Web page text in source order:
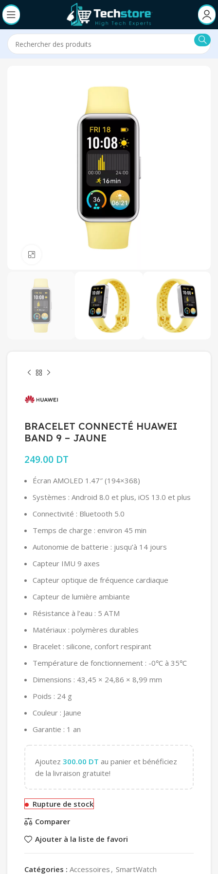
BRACELET CONNECTÉ HUAWEI
BAND 9 – JAUNE
249.00 DT
Écran AMOLED 1.47″ (194×368)
Systèmes : Android 8.0 et plus, iOS 13.0 et plus
Connectivité : Bluetooth 5.0
Temps de charge : environ 45 min
Autonomie de batterie : jusqu’à 14 jours
Capteur IMU 9 axes
Capteur optique de fréquence cardiaque
Capteur de lumière ambiante
Résistance à l’eau : 5 ATM
Matériaux : polymères durables
Bracelet : silicone, confort respirant
Température de fonctionnement : -0℃ à 35℃
Dimensions : 43,45 × 24,86 × 8,99 mm
Poids : 24 g
Couleur : Jaune
Garantie : 1 an
Ajoutez 300.00 DT au panier et bénéficiez
de la livraison gratuite!
Rupture de stock
Comparer
Ajouter à la liste de favori
Catégories : Accessoires , SmartWatch